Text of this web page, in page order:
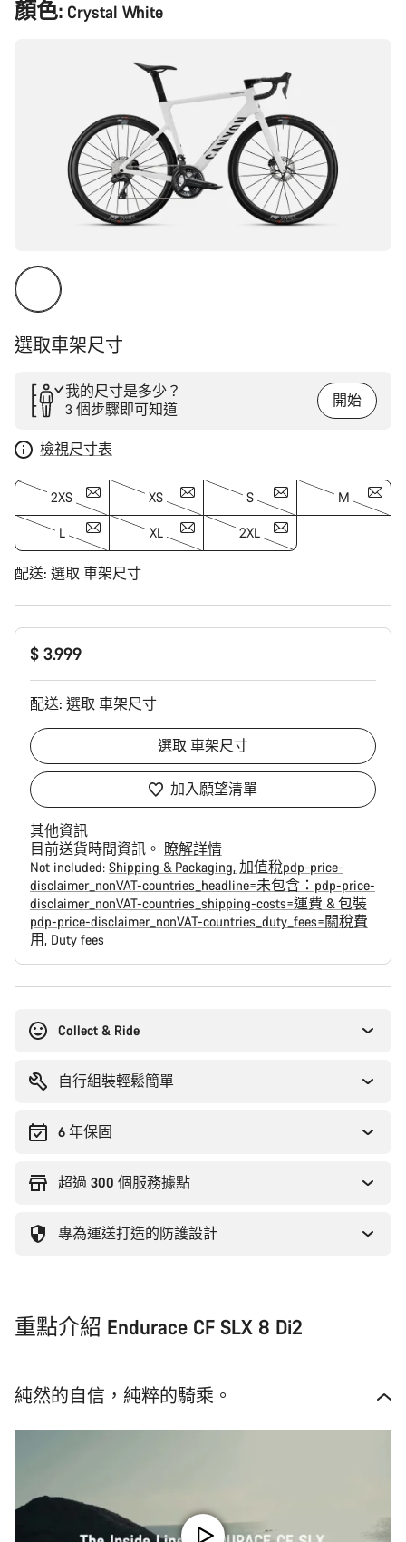
產
品
顏色: Crystal White
選取車架尺寸
我的尺寸是多少？
3 個步驟即可知道
開始
檢視尺寸表
2XS XS S M
L XL 2XL
配送: 選取 車架尺寸
$ 3.999
配送: 選取 車架尺寸
選取 車架尺寸
加入願望清單
其他資訊
目前送貨時間資訊。 瞭解詳情
Not included: Shipping & Packaging 加值稅pdp-price-
disclaimer_nonVAT-countries_headline=未包含：pdp-price-
disclaimer_nonVAT-countries_shipping-costs=運費 & 包裝
pdp-price-disclaimer_nonVAT-countries_duty_fees=關稅費
用 Duty fees
Collect & Ride
自行組裝輕鬆簡單
6 年保固
超過 300 個服務據點
專為運送打造的防護設計
重點介紹 Endurace CF SLX 8 Di2
純然的自信，純粹的騎乘。